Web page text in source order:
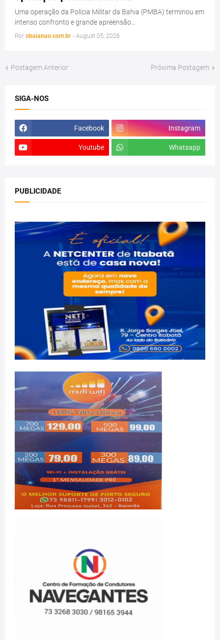
Uma operação da Polícia Militar da Bahia (PMBA) terminou em
intenso confronto e grande apreensão…
Por obaianao.com.br - August 05, 2026
Postagem Anterior Próxima Postagem
SIGA-NOS
Facebook Instagram
Youtube Whatsapp
PUBLICIDADE